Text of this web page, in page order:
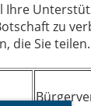
Ihre
zu
die Sie teilen.